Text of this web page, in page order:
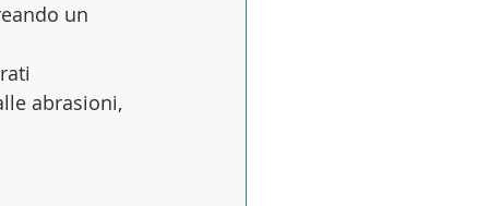
un
abrasioni,